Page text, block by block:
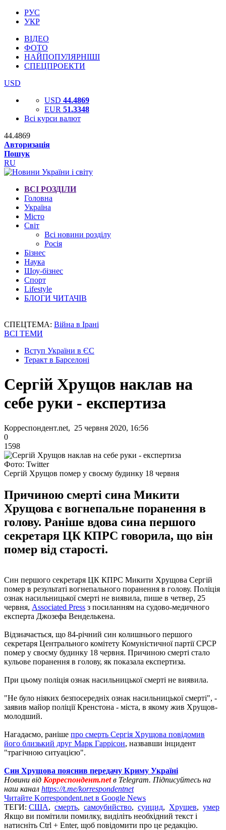
РУС
УКР
ВІДЕО
ФОТО
НАЙПОПУЛЯРНІШІ
СПЕЦПРОЕКТИ
USD
USD 44.4869
EUR 51.3348
Всі курси валют
44.4869
Авторизація
Пошук
RU
ВСІ РОЗДІЛИ
Головна
Україна
Місто
Світ
Всі новини розділу
Росія
Бізнес
Наука
Шоу-бізнес
Спорт
Lifestyle
БЛОГИ ЧИТАЧІВ
СПЕЦТЕМА: Війна в Ірані
ВСІ ТЕМИ
Вступ України в ЄС
Теракт в Барселоні
Сергій Хрущов наклав на
себе руки - експертиза
Корреспондент.net, 25 червня 2020, 16:56
0
1598
Фото: Twitter
Сергій Хрущов помер у своєму будинку 18 червня
Причиною смерті сина Микити
Хрущова є вогнепальне поранення в
голову. Раніше вдова сина першого
секретаря ЦК КПРС говорила, що він
помер від старості.
Син першого секретаря ЦК КПРС Микити Хрущова Сергій
помер в результаті вогнепального поранення в голову. Поліція
ознак насильницької смерті не виявила, пише в четвер, 25
червня, Associated Press з посиланням на судово-медичного
експерта Джозефа Венделькена.
Відзначається, що 84-річний син колишнього першого
секретаря Центрального комітету Комуністичної партії СРСР
помер у своєму будинку 18 червня. Причиною смерті стало
кульове поранення в голову, як показала експертиза.
При цьому поліція ознак насильницької смерті не виявила.
"Не було ніяких безпосередніх ознак насильницької смерті", -
заявив майор поліції Кренстона - міста, в якому жив Хрущов-
молодший.
Нагадаємо, раніше про смерть Сергія Хрущова повідомив
його близький друг Марк Гаррісон, назвавши інцидент
"трагічною ситуацією".
Син Хрущова пояснив передачу Криму Україні
Новини від Корреспондент.netв Telegram. Підписуйтесь на
наш канал https://t.me/korrespondentnet
Читайте Korrespondent.net в Google News
ТЕГИ: США, смерть, самоубийство, суицид, Хрущев, умер
Якщо ви помітили помилку, виділіть необхідний текст і
натисніть Ctrl + Enter, щоб повідомити про це редакцію.